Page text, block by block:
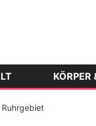
KÖRPER